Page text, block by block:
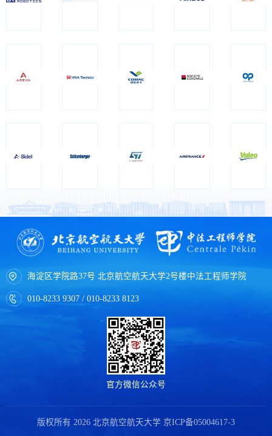
海淀区学院路37号 北京航空航天大学2号楼中法工程师学院
010-8233 9307 / 010-8233 8123
官方微信公众号
版权所有 2026 北京航空航天大学 京ICP备05004617-3